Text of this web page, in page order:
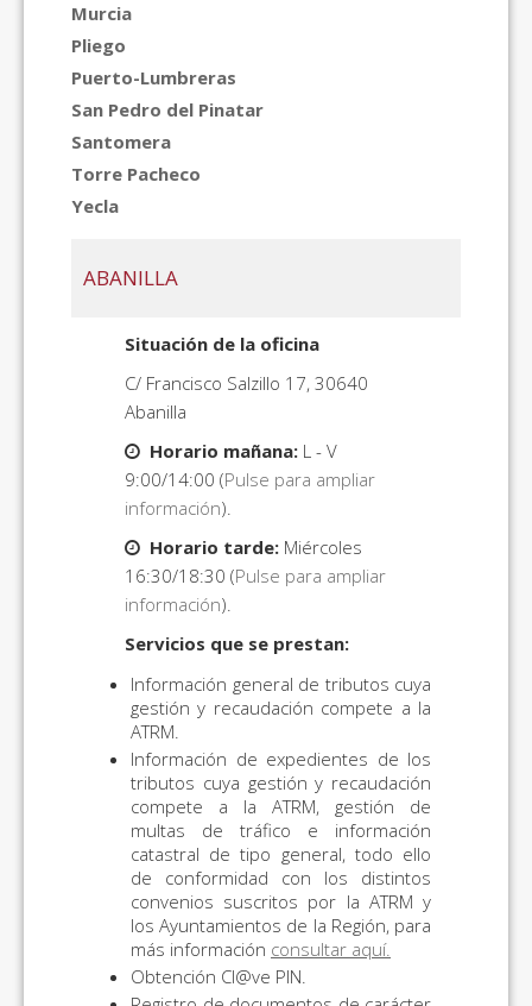
Murcia
Pliego
Puerto-Lumbreras
San Pedro del Pinatar
Santomera
Torre Pacheco
Yecla
ABANILLA
Situación de la oficina
C/ Francisco Salzillo 17, 30640
Abanilla
Horario mañana: L - V
9:00/14:00 (Pulse para ampliar
información).
Horario tarde: Miércoles
16:30/18:30 (Pulse para ampliar
información).
Servicios que se prestan:
Información general de tributos cuya
gestión y recaudación compete a la
ATRM.
Información de expedientes de los
tributos cuya gestión y recaudación
compete a la ATRM, gestión de
multas de tráfico e información
catastral de tipo general, todo ello
de conformidad con los distintos
convenios suscritos por la ATRM y
los Ayuntamientos de la Región, para
más información consultar aquí.
Obtención Cl@ve PIN.